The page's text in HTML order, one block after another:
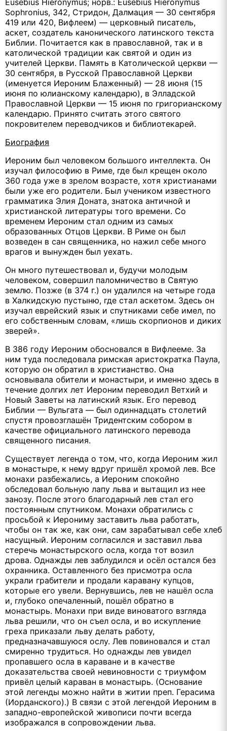
Eusebius Hieronymus; норв.: Eusebius Hieronymus
Sophronius, 342, Стридон, Далмация — 30 сентября
419 или 420, Вифлеем) — церковный писатель,
аскет, создатель канонического латинского текста
Библии. Почитается как в православной, так и в
католической традиции как святой и один из
учителей Церкви. Память в Католической церкви —
30 сентября, в Русской Православной Церкви
(именуется Иероним Блаженный) — 28 июня (15
июня по юлианскому календарю), в Элладской
Православной Церкви — 15 июня по григорианскому
календарю. Принято считать этого святого
покровителем переводчиков и библиотекарей.
Биография
Иероним был человеком большого интеллекта. Он
изучал философию в Риме, где был крещен около
360 года уже в зрелом возрасте, хотя христианами
были уже его родители. Был учеником известного
грамматика Элия Доната, знатока античной и
христианской литературы того времени. Со
временем Иероним стал одним из самых
образованных Отцов Церкви. В Риме он был
возведен в сан священника, но нажил себе много
врагов и вынужден был уехать.
Он много путешествовал и, будучи молодым
человеком, совершил паломничество в Святую
землю. Позже (в 374 г.) он удалился на четыре года
в Халкидскую пустыню, где стал аскетом. Здесь он
изучал еврейский язык и спутниками себе имел, по
его собственным словам, «лишь скорпионов и диких
зверей».
В 386 году Иероним обосновался в Вифлееме. За
ним туда последовала римская аристократка Паула,
которую он обратил в христианство. Она
основывала обители и монастыри, и именно здесь в
течение долгих лет Иероним переводил Ветхий и
Новый Заветы на латинский язык. Его перевод
Библии — Вульгата — был одиннадцать столетий
спустя провозглашён Тридентским собором в
качестве официального латинского перевода
священного писания.
Существует легенда о том, что, когда Иероним жил
в монастыре, к нему вдруг пришёл хромой лев. Все
монахи разбежались, а Иероним спокойно
обследовал больную лапу льва и вытащил из нее
занозу. После этого благодарный лев стал его
постоянным спутником. Монахи обратились с
просьбой к Иерониму заставить льва работать,
чтобы он так же, как они, сам зарабатывал себе хлеб
насущный. Иероним согласился и заставил льва
стеречь монастырского осла, когда тот возил
дрова. Однажды лев заблудился и осёл остался без
охранника. Оставленного без присмотра осла
украли грабители и продали каравану купцов,
которые его увели. Вернувшись, лев не нашёл осла
и, глубоко опечаленный, пошёл обратно в
монастырь. Монахи при виде виноватого взгляда
льва решили, что он съел осла, и во искупление
греха приказали льву делать работу,
предназначавшуюся ослу. Лев повиновался и стал
смиренно трудиться. Но однажды лев увидел
пропавшего осла в караване и в качестве
доказательства своей невиновности с триумфом
привёл целый караван в монастырь. (Основание
этой легенды можно найти в житии преп. Герасима
(Иорданского).) В связи с этой легендой Иероним в
западно-европейской живописи почти всегда
изображался в сопровождении льва.